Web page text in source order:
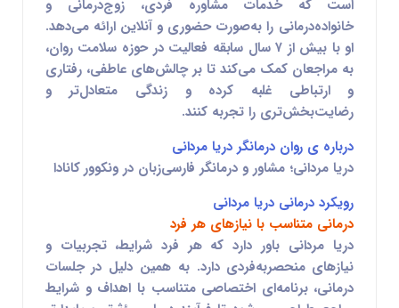
است که خدمات مشاوره فردی، زوج‌درمانی و
خانواده‌درمانی را به‌صورت حضوری و آنلاین ارائه می‌دهد.
او با بیش از ۷ سال سابقه فعالیت در حوزه سلامت روان،
به مراجعان کمک می‌کند تا بر چالش‌های عاطفی، رفتاری
و ارتباطی غلبه کرده و زندگی متعادل‌تر و
رضایت‌بخش‌تری را تجربه کنند.
درباره ی روان درمانگر دریا مردانی
دریا مردانی؛ مشاور و درمانگر فارسی‌زبان در ونکوور کانادا
رویکرد درمانی دریا مردانی
درمانی متناسب با نیازهای هر فرد
دریا مردانی باور دارد که هر فرد شرایط، تجربیات و
نیازهای منحصربه‌فردی دارد. به همین دلیل در جلسات
درمانی، برنامه‌ای اختصاصی متناسب با اهداف و شرایط